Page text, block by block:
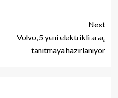
Next
Volvo, 5 yeni elektrikli araç
tanıtmaya hazırlanıyor